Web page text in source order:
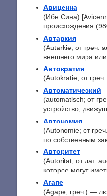
Авиценна
(Ибн Сина)
происхождения
Автаркия
(Autarkie; от греч.
внешнего мира или
Автократия
(Autokratie; от
Автоматический
(automatisch; от
устройство,
Автономия
(Autonomie; от
по собственным
Авторитет
(Autoritat; от лат.
которое могут
Агапе
(Agape; греч.) —